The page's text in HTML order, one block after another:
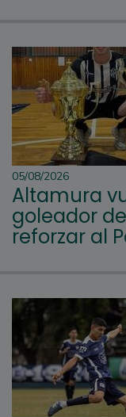
05/08/2026
Altamura
goleador
reforzar al